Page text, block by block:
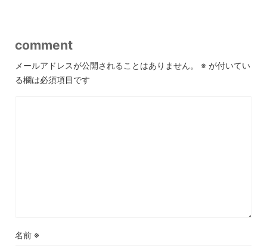
comment
メールアドレスが公開されることはありません。 ※ が付いてい
る欄は必須項目です
名前 ※